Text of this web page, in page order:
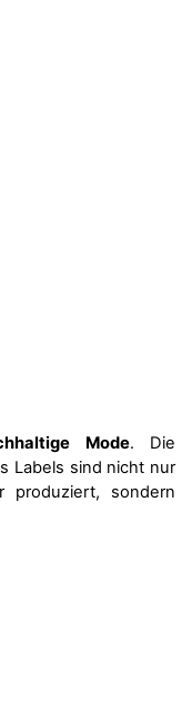
Mode. Die
Labels sind nicht nur
produziert, sondern